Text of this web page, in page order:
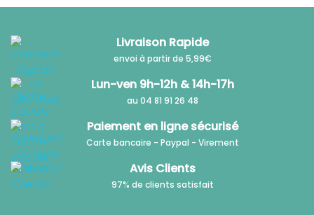
Livraison Rapide
envoi à partir de 5,99€
Lun-ven 9h-12h & 14h-17h
au 04 81 91 26 48
Paiement en ligne sécurisé
Carte bancaire - Paypal - Virement
Avis Clients
97% de clients satisfait